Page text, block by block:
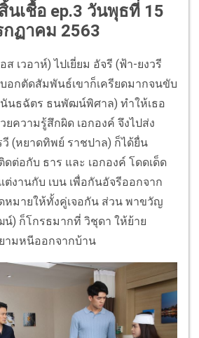
นเชื้อ ep.3 วันพุธที่ 15
กฏาคม 2563
ส เวอาห์) ไปเยี่ยม อัจรี (ฟ้า-ยงวรี
อกตัดสัมพันธ์เขาก็เครียดมากจนขับ
นธฉัตร ธนพัฒน์พิศาล) ทำให้เธอ
ยความรู้สึกผิด เอกองค์ จึงไปส่ง
(หยาดทิพย์ ราชปาล) ก็ได้ยื่น
ดต่อกับ ธาร และ เอกองค์ โดดเด็ด
งานกับ เบน เพื่อกันอัจรีออกจาก
หมายให้ทั้งคู่เจอกัน ส่วน พาขวัญ
) ก็โกรธมากที่ วิชุดา ให้ย้าย
ยามหนีออกจากบ้าน